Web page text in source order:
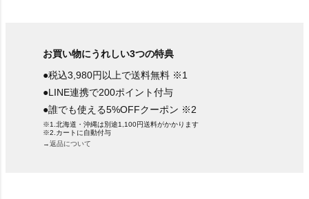
お買い物にうれしい3つの特典
●税込3,980円以上で送料無料 ※1
●LINE連携で200ポイント付与
●誰でも使える5%OFFクーポン ※2
※1.北海道・沖縄は別途1,100円送料がかかります
※2.カートに自動付与
→返品について